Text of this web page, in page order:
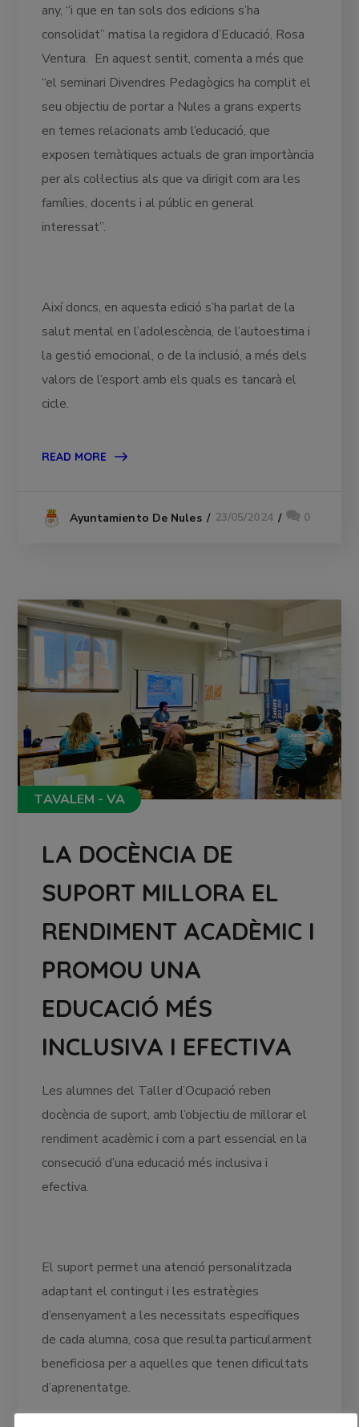
any, “i que en tan sols dos edicions s’ha
consolidat” matisa la regidora d’Educació, Rosa
Ventura. En aquest sentit, comenta a més que
“el seminari Divendres Pedagògics ha complit el
seu objectiu de portar a Nules a grans experts
en temes relacionats amb l’educació, que
exposen temàtiques actuals de gran importància
per als col·lectius als que va dirigit com ara les
famílies, docents i al públic en general
interessat”.
Així doncs, en aquesta edició s’ha parlat de la
salut mental en l’adolescència, de l’autoestima i
la gestió emocional, o de la inclusió, a més dels
valors de l’esport amb els quals es tancarà el
cicle.
READ MORE
Ayuntamiento De Nules 23/05/2024 0
TAVALEM - VA
LA DOCÈNCIA DE
SUPORT MILLORA EL
RENDIMENT ACADÈMIC I
PROMOU UNA
EDUCACIÓ MÉS
INCLUSIVA I EFECTIVA
Les alumnes del Taller d’Ocupació reben
docència de suport, amb l’objectiu de millorar el
rendiment acadèmic i com a part essencial en la
consecució d’una educació més inclusiva i
efectiva.
El suport permet una atenció personalitzada
adaptant el contingut i les estratègies
d’ensenyament a les necessitats específiques
de cada alumna, cosa que resulta particularment
beneficiosa per a aquelles que tenen dificultats
d’aprenentatge.